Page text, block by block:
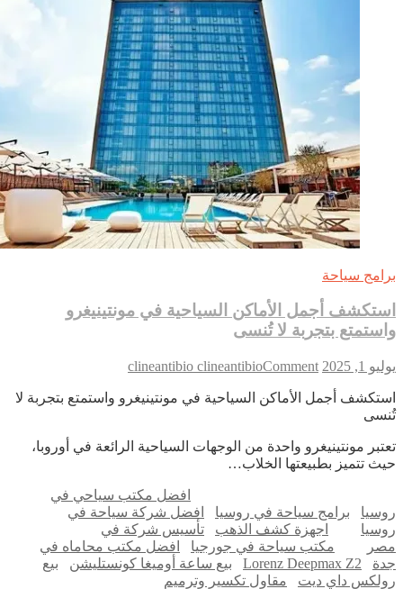
خدمات
الصيانة
سياحة
أجمل الأماكن السياحية في مونتينيغرو
بتجربة لا تُنسى
1, 2025
clineantibio clineantibioComment
on
أجمل
في
بتجربة
لا
تُنسى
أجمل الأماكن السياحية في مونتينيغرو واستمتع بتجربة لا
مونتينيغرو واحدة من الوجهات السياحية الرائعة في أوروبا،
تتميز بطبيعتها الخلاب…
افضل مكتب سياحي في
برامج سياحة في روسيا
افضل شركة سياحة في
اجهزة كشف الذهب
تأسيس شركة في
مكتب سياحة في جورجيا
افضل مكتب محاماه في
Lorenz Deepmax Z2 بيع ساعة أوميغا كونستليشن
بيع
داي ديت
مقاول تكسير وترميم